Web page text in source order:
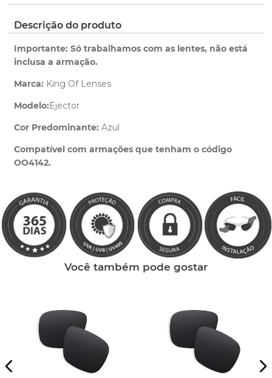
Saiba maissobre nossa garantia completa.
redirecionado para nossa Central de Ajuda.
Descrição do produto
Importante: Só trabalhamos com as lentes, não está
inclusa a armação.
Marca: King Of Lenses
Modelo:Ejector
Cor Predominante: Azul
Compatível com armações que tenham o código
OO4142.
Você também pode gostar